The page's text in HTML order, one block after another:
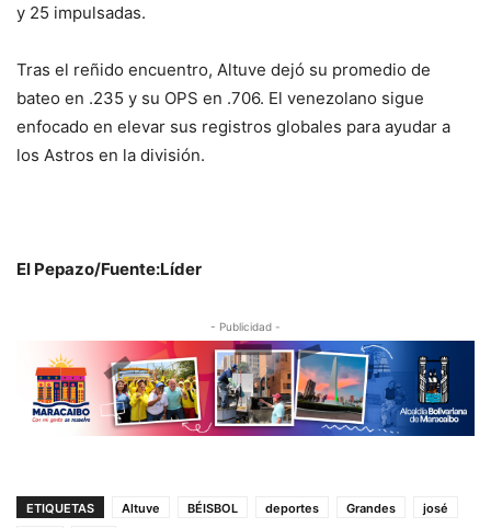
y 25 impulsadas.
Tras el reñido encuentro, Altuve dejó su promedio de
bateo en .235 y su OPS en .706. El venezolano sigue
enfocado en elevar sus registros globales para ayudar a
los Astros en la división.
El Pepazo/Fuente:Líder
- Publicidad -
ETIQUETAS Altuve BÉISBOL deportes Grandes
josé